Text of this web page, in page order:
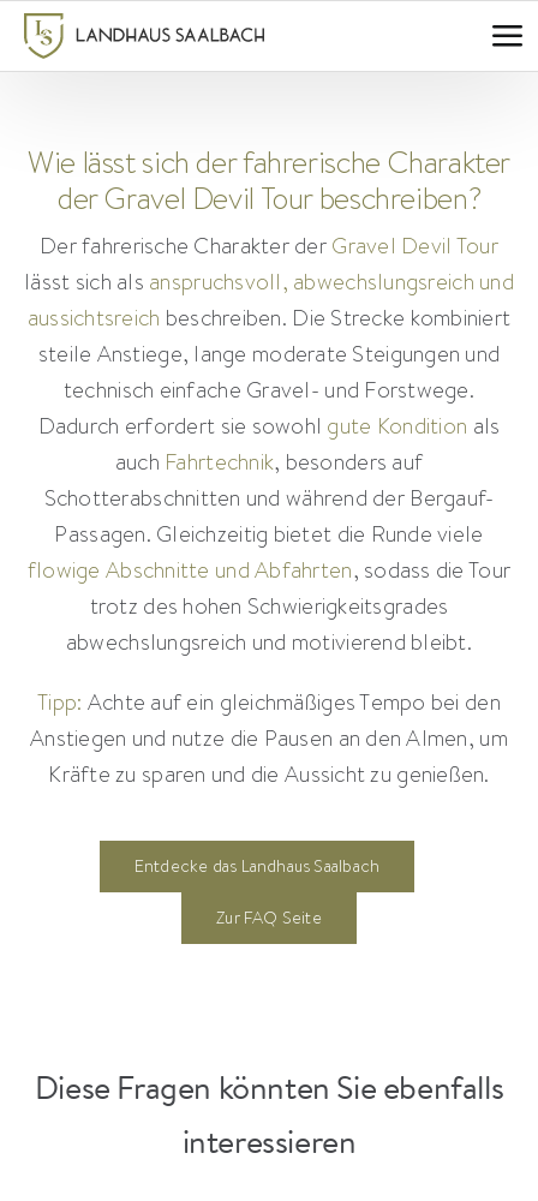
Zum
Inhalt
Wie lässt sich der fahrerische Charakter
der Gravel Devil Tour beschreiben?
Der fahrerische Charakter der Gravel Devil Tour
lässt sich als anspruchsvoll, abwechslungsreich und
aussichtsreich beschreiben. Die Strecke kombiniert
steile Anstiege, lange moderate Steigungen und
technisch einfache Gravel- und Forstwege.
Dadurch erfordert sie sowohl gute Kondition als
auch Fahrtechnik, besonders auf
Schotterabschnitten und während der Bergauf-
Passagen. Gleichzeitig bietet die Runde viele
flowige Abschnitte und Abfahrten, sodass die Tour
trotz des hohen Schwierigkeitsgrades
abwechslungsreich und motivierend bleibt.
Tipp: Achte auf ein gleichmäßiges Tempo bei den
Anstiegen und nutze die Pausen an den Almen, um
Kräfte zu sparen und die Aussicht zu genießen.
Entdecke das Landhaus Saalbach
Zur FAQ Seite
Diese Fragen könnten Sie ebenfalls
interessieren